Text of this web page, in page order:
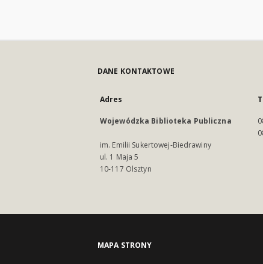
DANE KONTAKTOWE
Adres
Wojewódzka Biblioteka Publiczna
im. Emilii Sukertowej-Biedrawiny
ul. 1 Maja 5
10-117 Olsztyn
MAPA STRONY